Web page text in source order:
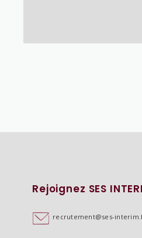
Rejoignez SES
recrutement@ses-